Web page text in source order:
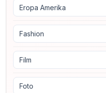
Eropa Amerika
Fashion
Film
Foto